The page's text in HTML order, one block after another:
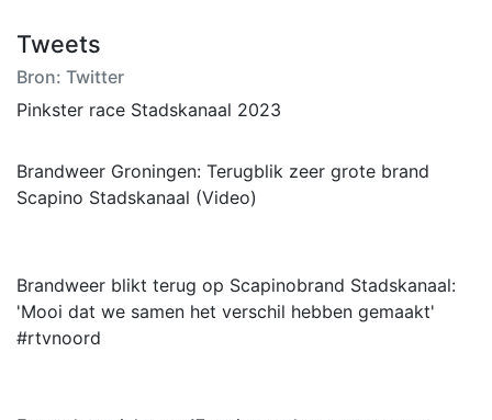
Tweets
Bron: Twitter
Pinkster race Stadskanaal 2023
Brandweer Groningen: Terugblik zeer grote brand
Scapino Stadskanaal (Video)
Brandweer blikt terug op Scapinobrand Stadskanaal:
'Mooi dat we samen het verschil hebben gemaakt'
#rtvnoord